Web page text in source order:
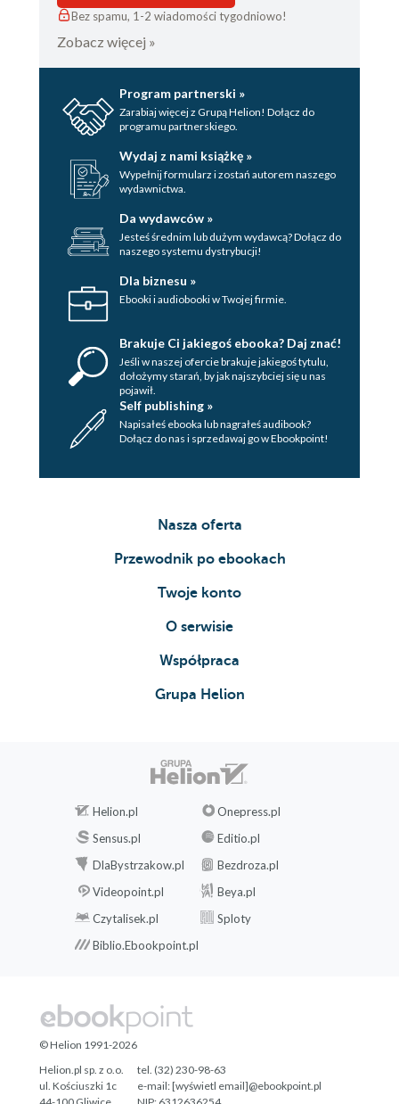
Bez spamu, 1-2 wiadomości tygodniowo!
Zobacz więcej »
Program partnerski »
Zarabiaj więcej z Grupą Helion! Dołącz do
programu partnerskiego.
Wydaj z nami książkę »
Wypełnij formularz i zostań autorem naszego
wydawnictwa.
Da wydawców »
Jesteś średnim lub dużym wydawcą? Dołącz do
naszego systemu dystrybucji!
Dla biznesu »
Ebooki i audiobooki w Twojej firmie.
Brakuje Ci jakiegoś ebooka? Daj znać!
Jeśli w naszej ofercie brakuje jakiegoś tytulu,
dołożymy starań, by jak najszybciej się u nas
pojawił.
Self publishing »
Napisałeś ebooka lub nagrałeś audibook?
Dołącz do nas i sprzedawaj go w Ebookpoint!
Nasza oferta
Przewodnik po ebookach
Twoje konto
O serwisie
Współpraca
Grupa Helion
Helion.pl
Onepress.pl
Sensus.pl
Editio.pl
DlaBystrzakow.pl
Bezdroza.pl
Videopoint.pl
Beya.pl
Czytalisek.pl
Sploty
Biblio.Ebookpoint.pl
© Helion 1991-2026
Helion.pl sp. z o.o.
ul. Kościuszki 1c
tel. (32) 230-98-63
e-mail:[wyświetl email]@ebookpoint.pl